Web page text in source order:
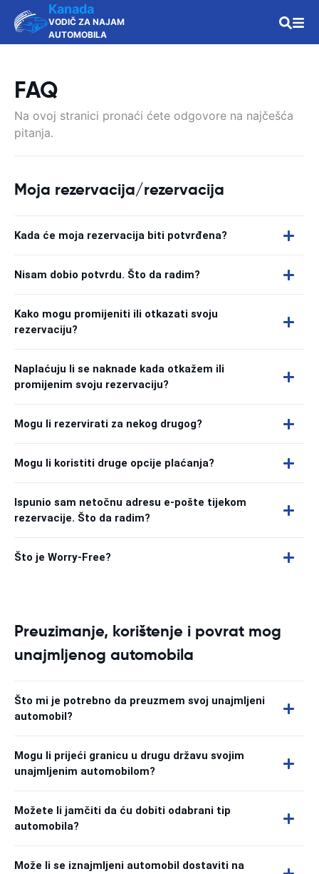
Kanada
VODIČ ZA NAJAM
AUTOMOBILA
FAQ
Na ovoj stranici pronaći ćete odgovore na najčešća
pitanja.
Moja rezervacija/rezervacija
Kada će moja rezervacija biti potvrđena?
Nisam dobio potvrdu. Što da radim?
Kako mogu promijeniti ili otkazati svoju
rezervaciju?
Naplaćuju li se naknade kada otkažem ili
promijenim svoju rezervaciju?
Mogu li rezervirati za nekog drugog?
Mogu li koristiti druge opcije plaćanja?
Ispunio sam netočnu adresu e-pošte tijekom
rezervacije. Što da radim?
Što je Worry-Free?
Preuzimanje, korištenje i povrat mog
unajmljenog automobila
Što mi je potrebno da preuzmem svoj unajmljeni
automobil?
Mogu li prijeći granicu u drugu državu svojim
unajmljenim automobilom?
Možete li jamčiti da ću dobiti odabrani tip
automobila?
Može li se iznajmljeni automobil dostaviti na